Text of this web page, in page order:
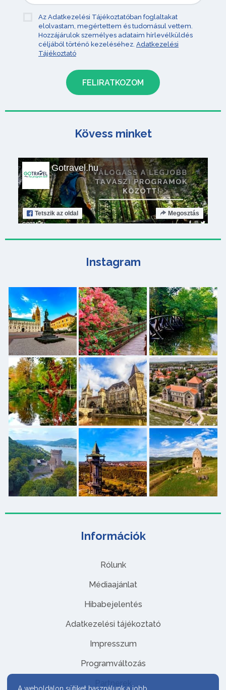
Információk
Rólunk
Médiaajánlat
Hibabejelentés
Adatkezelési tájékoztató
Impresszum
Programváltozás
Partnerek
Az Adatkezelési Tájékoztatóban foglaltakat
elolvastam, megértettem és tudomásul vettem.
Hozzájárulok személyes adataim hírlevélküldés
céljából történő kezeléséhez. Adatkezelési
Tájékoztató
Kövess minket
Gotravel.hu
Tetszik az oldal Megosztás
Instagram